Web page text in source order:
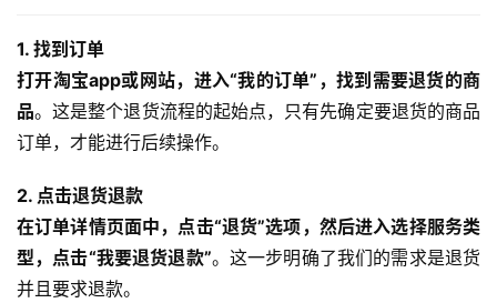
1. 找到订单
打开淘宝app或网站，进入“我的订单”，找到需要退货的商
品。这是整个退货流程的起始点，只有先确定要退货的商品
订单，才能进行后续操作。
2. 点击退货退款
在订单详情页面中，点击“退货”选项，然后进入选择服务类
型，点击“我要退货退款”。这一步明确了我们的需求是退货
并且要求退款。